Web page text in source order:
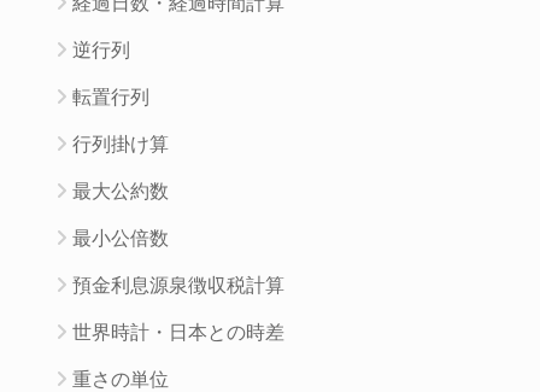
逆行列
転置行列
行列掛け算
最大公約数
最小公倍数
預金利息源泉徴収税計算
世界時計・日本との時差
重さの単位